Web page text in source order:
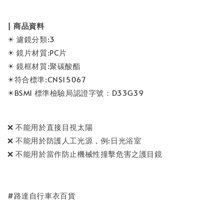
| 商品資料
☀ 濾鏡分類:3
☀ 鏡片材質:PC片
☀ 鏡框材質:聚碳酸酯
☀符合標準:CNS15067
☀BSMI 標準檢驗局認證字號：D33G39
❌ 不能用於直接目視太陽
❌ 不能用於防護人工光源，例:日光浴室
❌ 不能用於當作防止機械性撞擊危害之護目鏡
#路達自行車衣百貨